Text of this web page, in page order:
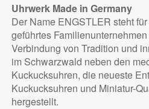
Uhrwerk Made in Germany
Der Name ENGSTLER steht
geführtes
Verbindung von Tradition und
im Schwarzwald neben den
Kuckucksuhren, die neueste
Kuckucksuhren und Miniatur-
hergestellt.